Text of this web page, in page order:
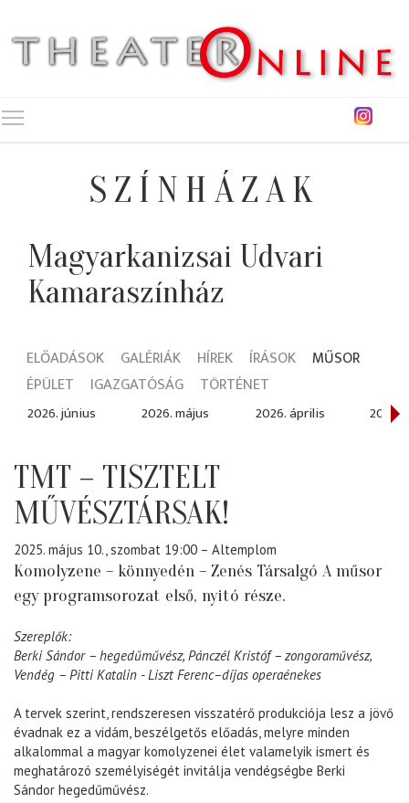
SZÍNHÁZAK
Magyarkanizsai Udvari
Kamaraszínház
ELŐADÁSOK GALÉRIÁK HÍREK ÍRÁSOK
MŰSOR
ÉPÜLET
IGAZGATÓSÁG TÖRTÉNET
2026. június 2026. május 2026. április 2026.
TMT – TISZTELT
MŰVÉSZTÁRSAK!
2025. május 10., szombat 19:00 – Altemplom
Komolyzene – könnyedén – Zenés Társalgó A műsor
egy programsorozat első, nyitó része.
Szereplők:
Berki Sándor – hegedűművész, Pánczél Kristóf – zongoraművész,
Vendég – Pitti Katalin - Liszt Ferenc–díjas operaénekes
A tervek szerint, rendszeresen visszatérő produkciója lesz a jövő
évadnak ez a vidám, beszélgetős előadás, melyre minden
alkalommal a magyar komolyzenei élet valamelyik ismert és
meghatározó személyiségét invitálja vendégségbe Berki
Sándor hegedűművész.